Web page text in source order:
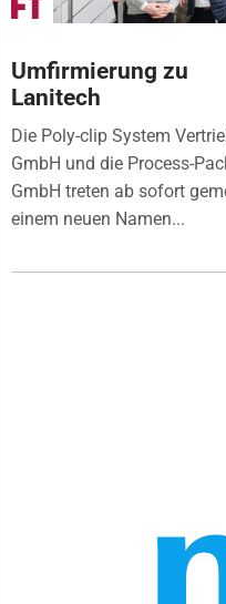
Umfirmierung zu
Lanitech
Die Poly-clip System
GmbH und die Process-
GmbH treten ab sofort
einem neuen Namen...